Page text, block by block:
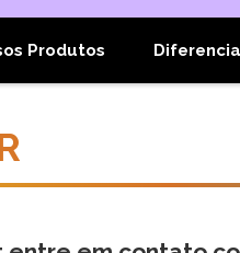
Produtos